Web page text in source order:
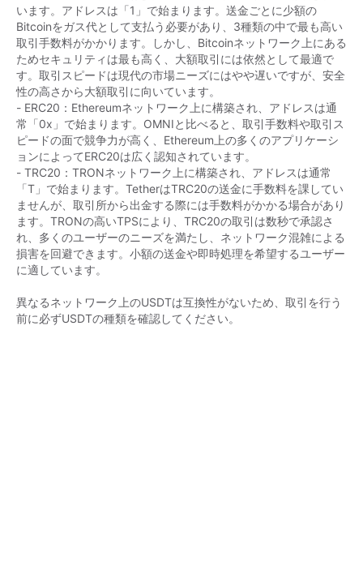
います。アドレスは「1」で始まります。送金ごとに少額の
Bitcoinをガス代として支払う必要があり、3種類の中で最も高い
取引手数料がかかります。しかし、Bitcoinネットワーク上にある
ためセキュリティは最も高く、大額取引には依然として最適で
す。取引スピードは現代の市場ニーズにはやや遅いですが、安全
性の高さから大額取引に向いています。
- ERC20：Ethereumネットワーク上に構築され、アドレスは通
常「0x」で始まります。OMNIと比べると、取引手数料や取引ス
ピードの面で競争力が高く、Ethereum上の多くのアプリケーシ
ョンによってERC20は広く認知されています。
- TRC20：TRONネットワーク上に構築され、アドレスは通常
「T」で始まります。TetherはTRC20の送金に手数料を課してい
ませんが、取引所から出金する際には手数料がかかる場合があり
ます。TRONの高いTPSにより、TRC20の取引は数秒で承認さ
れ、多くのユーザーのニーズを満たし、ネットワーク混雑による
損害を回避できます。小額の送金や即時処理を希望するユーザー
に適しています。
異なるネットワーク上のUSDTは互換性がないため、取引を行う
前に必ずUSDTの種類を確認してください。